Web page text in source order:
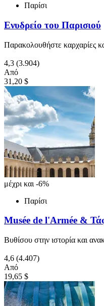
Παρίσι
Ενυδρείο του Παρισιού
Παρακολουθήστε καρχαρίες
4,3 (3.904)
Από
31,20 $
μέχρι και -6%
Παρίσι
Musée de l'Armée &
Βυθίσου στην ιστορία και
4,6 (4.407)
Από
19,65 $